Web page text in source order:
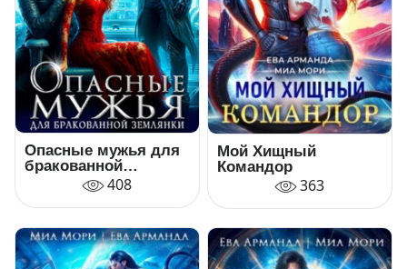
Опасные мужья для
бракованной
землянки 408
Мой Хищный
Командор
363